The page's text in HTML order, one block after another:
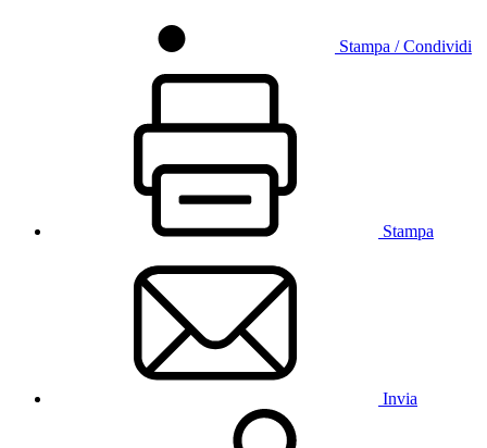
Stampa / Condividi
Stampa
Invia